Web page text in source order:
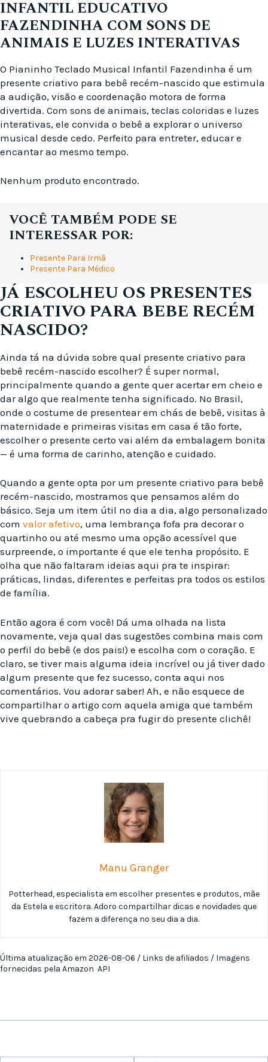
INFANTIL EDUCATIVO
FAZENDINHA COM SONS DE
ANIMAIS E LUZES INTERATIVAS
O Pianinho Teclado Musical Infantil Fazendinha é um
presente criativo para bebê recém-nascido que estimula
a audição, visão e coordenação motora de forma
divertida. Com sons de animais, teclas coloridas e luzes
interativas, ele convida o bebê a explorar o universo
musical desde cedo. Perfeito para entreter, educar e
encantar ao mesmo tempo.
Nenhum produto encontrado.
VOCÊ TAMBÉM PODE SE
INTERESSAR POR:
Presente Para Irmã
Presente Para Médico
JÁ ESCOLHEU OS PRESENTES
CRIATIVO PARA BEBE RECÉM
NASCIDO?
Ainda tá na dúvida sobre qual presente criativo para
bebê recém-nascido escolher? É super normal,
principalmente quando a gente quer acertar em cheio e
dar algo que realmente tenha significado. No Brasil,
onde o costume de presentear em chás de bebê, visitas à
maternidade e primeiras visitas em casa é tão forte,
escolher o presente certo vai além da embalagem bonita
— é uma forma de carinho, atenção e cuidado.
Quando a gente opta por um presente criativo para bebê
recém-nascido, mostramos que pensamos além do
básico. Seja um item útil no dia a dia, algo personalizado
com valor afetivo, uma lembrança fofa pra decorar o
quartinho ou até mesmo uma opção acessível que
surpreende, o importante é que ele tenha propósito. E
olha que não faltaram ideias aqui pra te inspirar:
práticas, lindas, diferentes e perfeitas pra todos os estilos
de família.
Então agora é com você! Dá uma olhada na lista
novamente, veja qual das sugestões combina mais com
o perfil do bebê (e dos pais!) e escolha com o coração. E
claro, se tiver mais alguma ideia incrível ou já tiver dado
algum presente que fez sucesso, conta aqui nos
comentários. Vou adorar saber! Ah, e não esquece de
compartilhar o artigo com aquela amiga que também
vive quebrando a cabeça pra fugir do presente clichê!
Manu Granger
Potterhead, especialista em escolher presentes e produtos, mãe
da Estela e escritora. Adoro compartilhar dicas e novidades que
fazem a diferença no seu dia a dia.
Última atualização em 2026-08-06 / Links de afiliados / Imagens
fornecidas pela Amazon API